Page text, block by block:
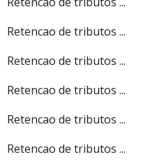
Retencao de tributos ...
Retencao de tributos ...
Retencao de tributos ...
Retencao de tributos ...
Retencao de tributos ...